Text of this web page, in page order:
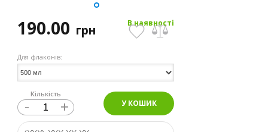
В наявності
190.00 грн
Для флаконів:
Кількість
- + У КОШИК